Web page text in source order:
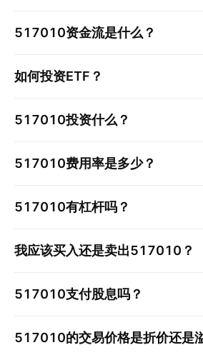
517010资金流是什么？
如何投资ETF？
517010投资什么？
517010费用率是多少？
517010有杠杆吗？
我应该买入还是卖出517010 ？
517010支付股息吗？
517010的交易价格是折价还是